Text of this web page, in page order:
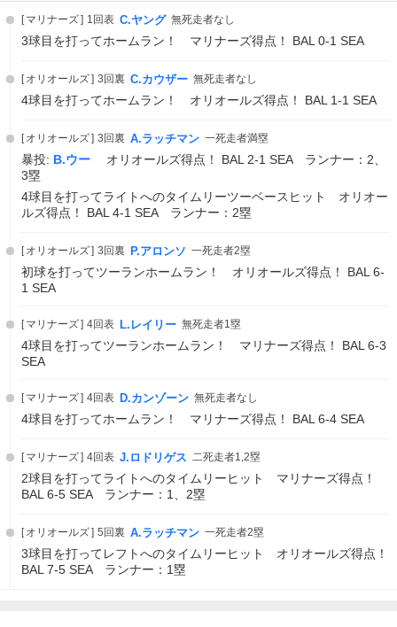
マリナーズ 1回表 C.ヤング 無死走者なし
3球目を打ってホームラン！ マリナーズ得点！ BAL 0-1 SEA
オリオールズ 3回裏 C.カウザー 無死走者なし
4球目を打ってホームラン！ オリオールズ得点！ BAL 1-1 SEA
オリオールズ 3回裏 A.ラッチマン 一死走者満塁
暴投: B.ウー オリオールズ得点！ BAL 2-1 SEA ランナー：2、
3塁
4球目を打ってライトへのタイムリーツーベースヒット オリオー
ルズ得点！ BAL 4-1 SEA ランナー：2塁
オリオールズ 3回裏 P.アロンソ 一死走者2塁
初球を打ってツーランホームラン！ オリオールズ得点！ BAL 6-
1 SEA
マリナーズ 4回表 L.レイリー 無死走者1塁
4球目を打ってツーランホームラン！ マリナーズ得点！ BAL 6-3
SEA
マリナーズ 4回表 D.カンゾーン 無死走者なし
4球目を打ってホームラン！ マリナーズ得点！ BAL 6-4 SEA
マリナーズ 4回表 J.ロドリゲス 二死走者1,2塁
2球目を打ってライトへのタイムリーヒット マリナーズ得点！
BAL 6-5 SEA ランナー：1、2塁
オリオールズ 5回裏 A.ラッチマン 一死走者2塁
3球目を打ってレフトへのタイムリーヒット オリオールズ得点！
BAL 7-5 SEA ランナー：1塁